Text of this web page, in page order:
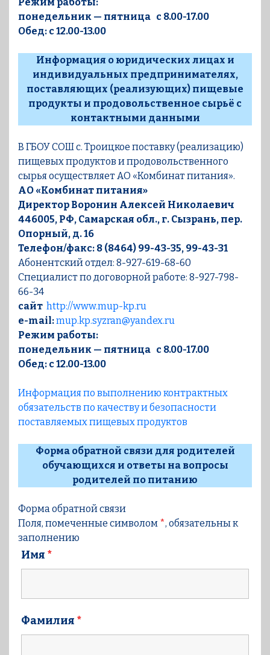
Режим работы:
понедельник — пятница с 8.00-17.00
Обед: с 12.00-13.00
Информация о юридических лицах и
индивидуальных предпринимателях,
поставляющих (реализующих) пищевые
продукты и продовольственное сырьё с
контактными данными
В ГБОУ СОШ с. Троицкое поставку (реализацию)
пищевых продуктов и продовольственного
сырья осуществляет АО «Комбинат питания».
АО «Комбинат питания»
Директор Воронин Алексей Николаевич
446005, РФ, Самарская обл., г. Сызрань, пер.
Опорный, д. 16
Телефон/факс: 8 (8464) 99-43-35, 99-43-31
Абонентский отдел: 8-927-619-68-60
Специалист по договорной работе: 8-927-798-
66-34
сайт http://www.mup-kp.ru
e-mail:mup.kp.syzran@yandex.ru
Режим работы:
понедельник — пятница с 8.00-17.00
Обед: с 12.00-13.00
Информация по выполнению контрактных
обязательств по качеству и безопасности
поставляемых пищевых продуктов
Форма обратной связи для родителей
обучающихся и ответы на вопросы
родителей по питанию
Форма обратной связи
Поля, помеченные символом *, обязательны к
заполнению
Имя *
Фамилия *